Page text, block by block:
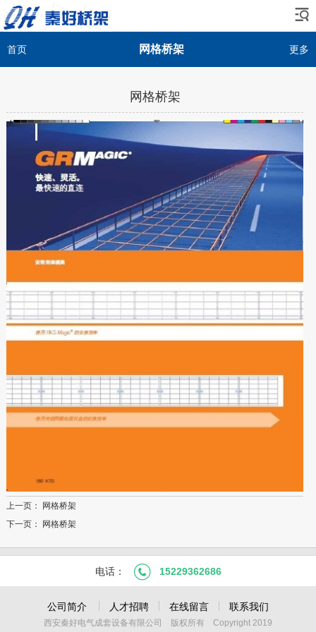
首页 更多
网格桥架
网格桥架
上一页： 网格桥架
下一页： 网格桥架
电话： 15229362686
公司简介 人才招聘 在线留言 联系我们
西安秦好电气成套设备有限公司 版权所有 Copyright 2019